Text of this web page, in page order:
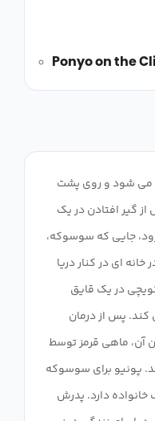
Ponyo on the
می شود و روی پشت
گیر افتادن در یک
جایی که سوسوکه،
ای در کنار دریا
در یک قایق
کند. پس از درمان
آن، ماهی قرمز توسط
پونیو برای سوسوکه
دارد. پدرش